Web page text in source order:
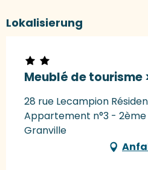
Lokalisierung
Meublé de tourisme
28 rue Lecampion
Appartement n°3 -
Granville